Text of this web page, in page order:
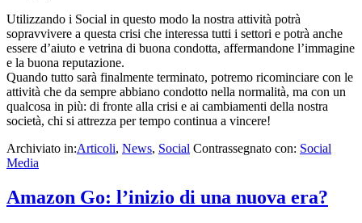
Utilizzando i Social in questo modo la nostra attività potrà
sopravvivere a questa crisi che interessa tutti i settori e potrà anche
essere d’aiuto e vetrina di buona condotta, affermandone l’immagine
e la buona reputazione.
Quando tutto sarà finalmente terminato, potremo ricominciare con le
attività che da sempre abbiano condotto nella normalità, ma con un
qualcosa in più: di fronte alla crisi e ai cambiamenti della nostra
società, chi si attrezza per tempo continua a vincere!
Archiviato in:Articoli, News, Social Contrassegnato con: Social
Media
Amazon Go: l’inizio di una nuova era?